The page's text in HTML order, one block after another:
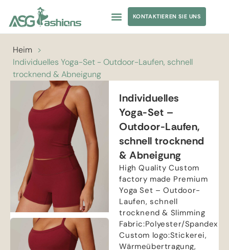
KONTAKTIEREN SIE UNS
Heim >
Individuelles Yoga-Set - Outdoor-Laufen, schnell
trocknend & Abneigung
Individuelles
Yoga-Set –
Outdoor-Laufen,
schnell trocknend
& Abneigung
High Quality Custom
factory made Premium
Yoga Set – Outdoor-
Laufen, schnell
trocknend & Slimming
Fabric:Polyester/Spandex
Custom logo:Stickerei,
Wärmeübertragung,